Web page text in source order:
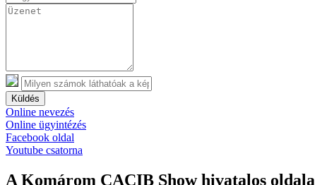
Küldés
Online nevezés
Online ügyintézés
Facebook oldal
Youtube csatorna
A Komárom CACIB Show hivatalos oldala